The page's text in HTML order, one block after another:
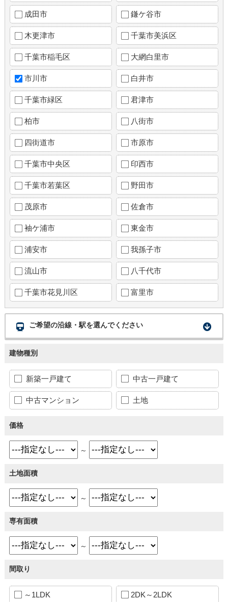
成田市 鎌ケ谷市
木更津市 千葉市美浜区
千葉市稲毛区 大網白里市
市川市 白井市
千葉市緑区 君津市
柏市 八街市
四街道市 市原市
千葉市中央区 印西市
千葉市若葉区 野田市
茂原市 佐倉市
袖ケ浦市 東金市
浦安市 我孫子市
流山市 八千代市
千葉市花見川区 富里市
ご希望の沿線・駅を選んでください
建物種別
新築一戸建て 中古一戸建て
中古マンション 土地
価格
～
土地面積
～
専有面積
～
間取り
～1LDK 2DK～2LDK